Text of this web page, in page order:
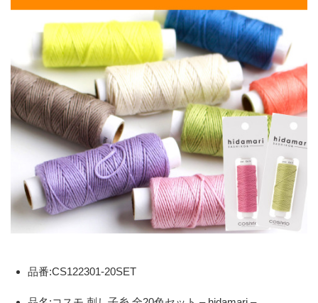
品番:CS122301-20SET